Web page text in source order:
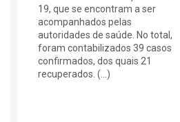
19, que se encontram a ser
acompanhados pelas
autoridades de saúde. No total,
foram contabilizados 39 casos
confirmados, dos quais 21
recuperados. (...)